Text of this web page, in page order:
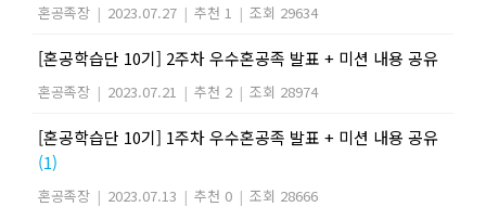
혼공족장 | 2023.07.27 | 추천 1 | 조회 29634
[혼공학습단 10기] 2주차 우수혼공족 발표 + 미션 내용 공유
혼공족장 | 2023.07.21 | 추천 2 | 조회 28974
[혼공학습단 10기] 1주차 우수혼공족 발표 + 미션 내용 공유
(1)
혼공족장 | 2023.07.13 | 추천 0 | 조회 28666